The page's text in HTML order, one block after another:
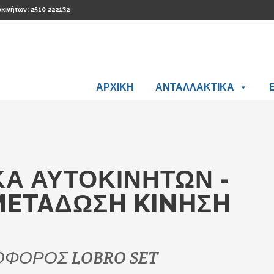
2510 222132
ΑΡΧΙΚΗ ΑΝΤΑΛΛΑΚΤΙΚΑ
ΑΥΤΟΚΙΝΉΤΩΝ -
KINHΣH
LOBRO SET